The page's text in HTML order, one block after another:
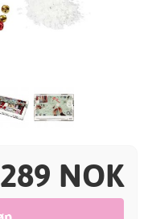
289 NOK